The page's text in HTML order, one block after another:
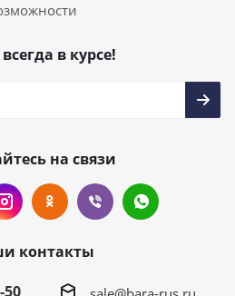
в курсе!
на связи
контакты
50